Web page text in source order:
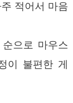
적어서 마음
으로 마우스
이 불편한 게